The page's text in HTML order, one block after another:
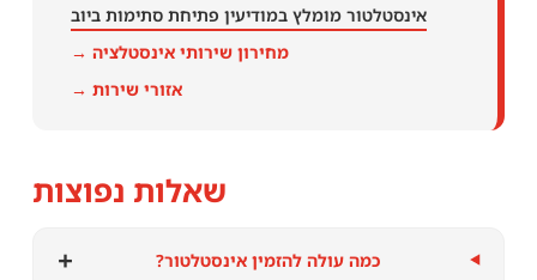
אינסטלטור מומלץ במודיעין פתיחת סתימות ביוב
מחירון שירותי אינסטלציה →
אזורי שירות →
שאלות נפוצות
כמה עולה להזמין אינסטלטור? +